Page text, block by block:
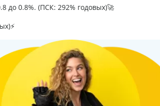
до 0.8%. (ПСК: 292% годовых)🚀